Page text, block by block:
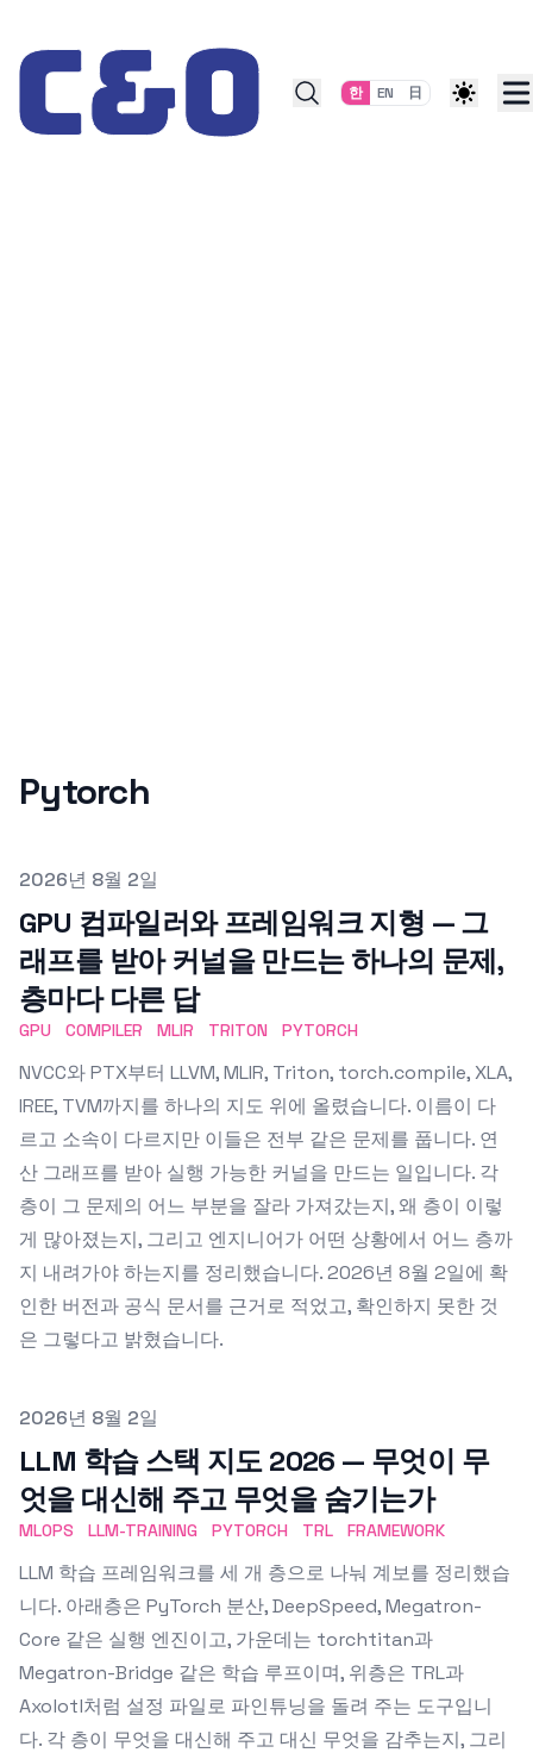
한 EN 日
Pytorch
Published on
2026년 8월 2일
GPU 컴파일러와 프레임워크 지형 — 그
래프를 받아 커널을 만드는 하나의 문제,
층마다 다른 답
GPU COMPILER MLIR TRITON PYTORCH
NVCC와 PTX부터 LLVM, MLIR, Triton, torch.compile, XLA,
IREE, TVM까지를 하나의 지도 위에 올렸습니다. 이름이 다
르고 소속이 다르지만 이들은 전부 같은 문제를 풉니다. 연
산 그래프를 받아 실행 가능한 커널을 만드는 일입니다. 각
층이 그 문제의 어느 부분을 잘라 가져갔는지, 왜 층이 이렇
게 많아졌는지, 그리고 엔지니어가 어떤 상황에서 어느 층까
지 내려가야 하는지를 정리했습니다. 2026년 8월 2일에 확
인한 버전과 공식 문서를 근거로 적었고, 확인하지 못한 것
은 그렇다고 밝혔습니다.
Published on
2026년 8월 2일
LLM 학습 스택 지도 2026 — 무엇이 무
엇을 대신해 주고 무엇을 숨기는가
MLOPS LLM-TRAINING PYTORCH TRL FRAMEWORK
LLM 학습 프레임워크를 세 개 층으로 나눠 계보를 정리했습
니다. 아래층은 PyTorch 분산, DeepSpeed, Megatron-
Core 같은 실행 엔진이고, 가운데는 torchtitan과
Megatron-Bridge 같은 학습 루프이며, 위층은 TRL과
Axolotl처럼 설정 파일로 파인튜닝을 돌려 주는 도구입니
다. 각 층이 무엇을 대신해 주고 대신 무엇을 감추는지, 그리